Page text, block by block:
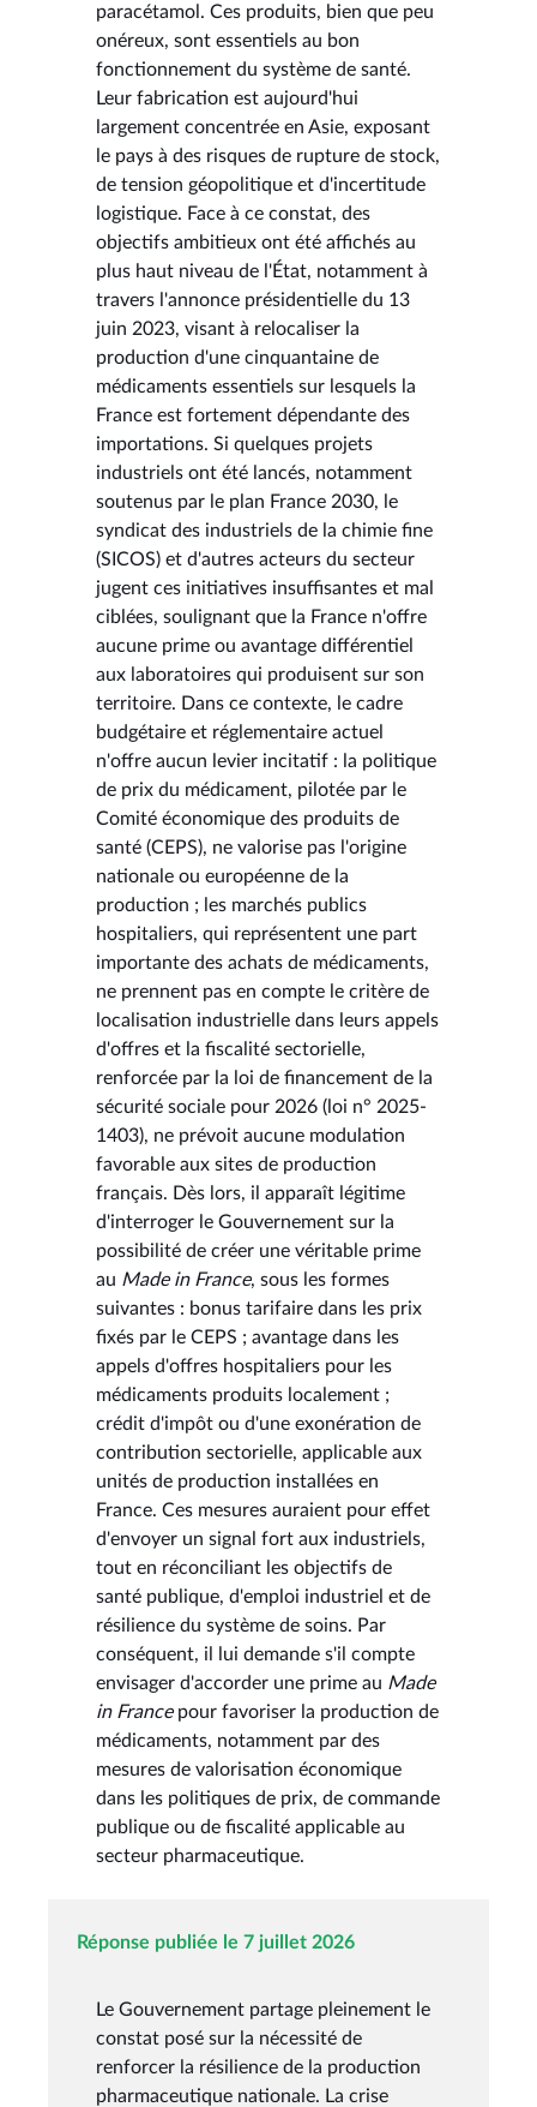
paracétamol. Ces produits, bien que peu
onéreux, sont essentiels au bon
fonctionnement du système de santé.
Leur fabrication est aujourd'hui
largement concentrée en Asie, exposant
le pays à des risques de rupture de stock,
de tension géopolitique et d'incertitude
logistique. Face à ce constat, des
objectifs ambitieux ont été affichés au
plus haut niveau de l'État, notamment à
travers l'annonce présidentielle du 13
juin 2023, visant à relocaliser la
production d'une cinquantaine de
médicaments essentiels sur lesquels la
France est fortement dépendante des
importations. Si quelques projets
industriels ont été lancés, notamment
soutenus par le plan France 2030, le
syndicat des industriels de la chimie fine
(SICOS) et d'autres acteurs du secteur
jugent ces initiatives insuffisantes et mal
ciblées, soulignant que la France n'offre
aucune prime ou avantage différentiel
aux laboratoires qui produisent sur son
territoire. Dans ce contexte, le cadre
budgétaire et réglementaire actuel
n'offre aucun levier incitatif : la politique
de prix du médicament, pilotée par le
Comité économique des produits de
santé (CEPS), ne valorise pas l'origine
nationale ou européenne de la
production ; les marchés publics
hospitaliers, qui représentent une part
importante des achats de médicaments,
ne prennent pas en compte le critère de
localisation industrielle dans leurs appels
d'offres et la fiscalité sectorielle,
renforcée par la loi de financement de la
sécurité sociale pour 2026 (loi n° 2025-
1403), ne prévoit aucune modulation
favorable aux sites de production
français. Dès lors, il apparaît légitime
d'interroger le Gouvernement sur la
possibilité de créer une véritable prime
au Made in France, sous les formes
suivantes : bonus tarifaire dans les prix
fixés par le CEPS ; avantage dans les
appels d'offres hospitaliers pour les
médicaments produits localement ;
crédit d'impôt ou d'une exonération de
contribution sectorielle, applicable aux
unités de production installées en
France. Ces mesures auraient pour effet
d'envoyer un signal fort aux industriels,
tout en réconciliant les objectifs de
santé publique, d'emploi industriel et de
résilience du système de soins. Par
conséquent, il lui demande s'il compte
envisager d'accorder une prime au Made
in Francepour favoriser la production de
médicaments, notamment par des
mesures de valorisation économique
dans les politiques de prix, de commande
publique ou de fiscalité applicable au
secteur pharmaceutique.
Réponse publiée le 7 juillet 2026
Le Gouvernement partage pleinement le
constat posé sur la nécessité de
renforcer la résilience de la production
pharmaceutique nationale. La crise